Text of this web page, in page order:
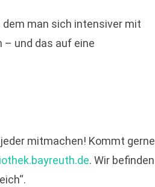
dem man sich intensiver mit
und das auf eine
mitmachen! Kommt gerne
. Wir befinden